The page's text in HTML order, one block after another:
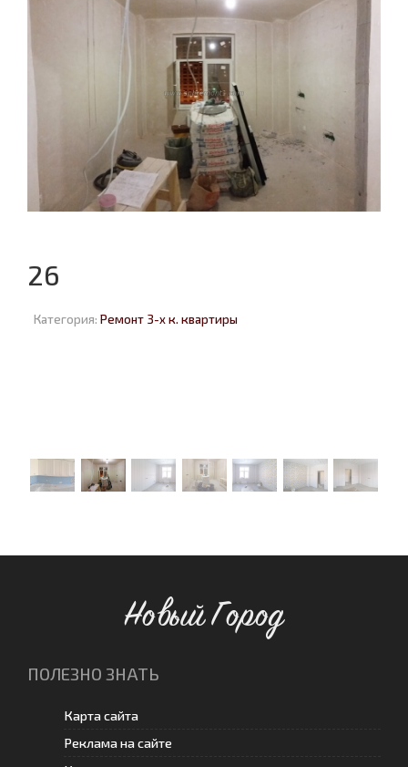
26
Категория: Ремонт 3-х к. квартиры
Новый Город
ПОЛЕЗНО ЗНАТЬ
Карта сайта
Реклама на сайте